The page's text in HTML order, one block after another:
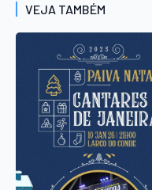
VEJA TAMBÉM